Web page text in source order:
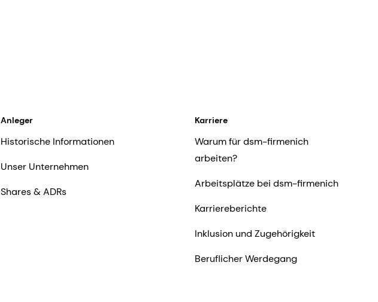
Anleger
Historische Informationen
Unser Unternehmen
Shares & ADRs
Karriere
Warum für dsm-firmenich
arbeiten?
Arbeitsplätze bei dsm-firmenich
Karriereberichte
Inklusion und Zugehörigkeit
Beruflicher Werdegang